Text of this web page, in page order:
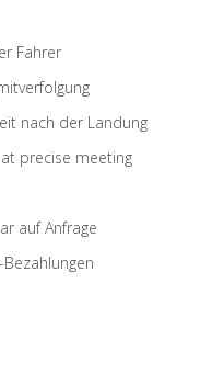
Fahrer
nach der Landung
precise meeting
auf Anfrage